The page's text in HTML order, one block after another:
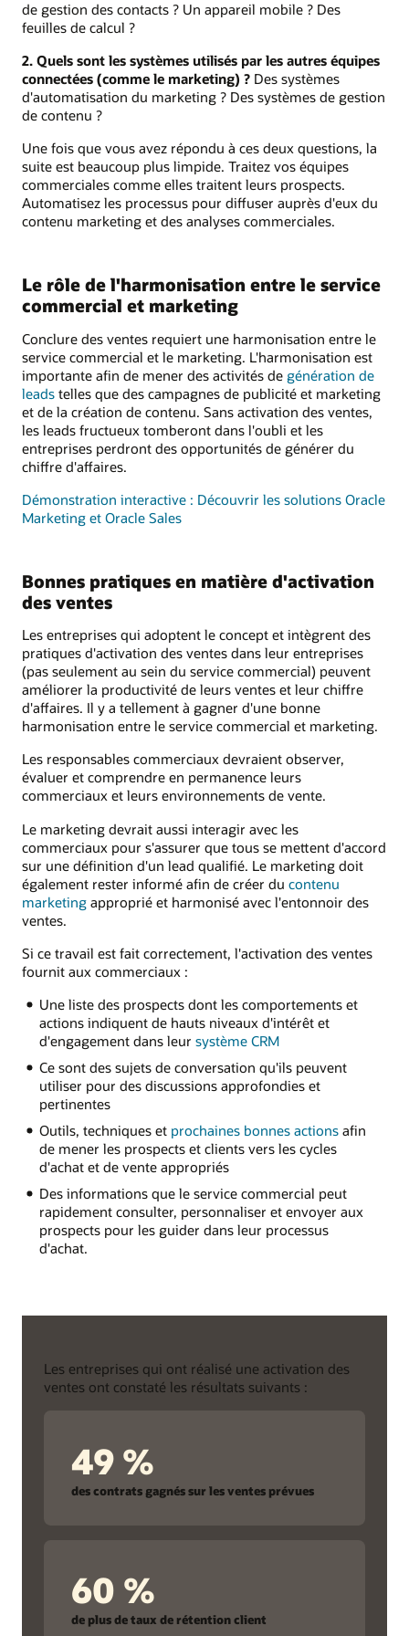
de gestion des contacts ? Un appareil mobile ? Des
feuilles de calcul ?
2. Quels sont les systèmes utilisés par les autres équipes
connectées (comme le marketing) ? Des systèmes
d'automatisation du marketing ? Des systèmes de gestion
de contenu ?
Une fois que vous avez répondu à ces deux questions, la
suite est beaucoup plus limpide. Traitez vos équipes
commerciales comme elles traitent leurs prospects.
Automatisez les processus pour diffuser auprès d'eux du
contenu marketing et des analyses commerciales.
Le rôle de l'harmonisation entre le service
commercial et marketing
Conclure des ventes requiert une harmonisation entre le
service commercial et le marketing. L'harmonisation est
importante afin de mener des activités de génération de
leads telles que des campagnes de publicité et marketing
et de la création de contenu. Sans activation des ventes,
les leads fructueux tomberont dans l'oubli et les
entreprises perdront des opportunités de générer du
chiffre d'affaires.
Démonstration interactive : Découvrir les solutions Oracle
Marketing et Oracle Sales
Bonnes pratiques en matière d'activation
des ventes
Les entreprises qui adoptent le concept et intègrent des
pratiques d'activation des ventes dans leur entreprises
(pas seulement au sein du service commercial) peuvent
améliorer la productivité de leurs ventes et leur chiffre
d'affaires. Il y a tellement à gagner d'une bonne
harmonisation entre le service commercial et marketing.
Les responsables commerciaux devraient observer,
évaluer et comprendre en permanence leurs
commerciaux et leurs environnements de vente.
Le marketing devrait aussi interagir avec les
commerciaux pour s'assurer que tous se mettent d'accord
sur une définition d'un lead qualifié. Le marketing doit
également rester informé afin de créer du contenu
marketing approprié et harmonisé avec l'entonnoir des
ventes.
Si ce travail est fait correctement, l'activation des ventes
fournit aux commerciaux :
Une liste des prospects dont les comportements et
actions indiquent de hauts niveaux d'intérêt et
d'engagement dans leur système CRM
Ce sont des sujets de conversation qu'ils peuvent
utiliser pour des discussions approfondies et
pertinentes
Outils, techniques et prochaines bonnes actionsafin
de mener les prospects et clients vers les cycles
d'achat et de vente appropriés
Des informations que le service commercial peut
rapidement consulter, personnaliser et envoyer aux
prospects pour les guider dans leur processus
d'achat.
Les entreprises qui ont réalisé une activation des
ventes ont constaté les résultats suivants :
49 %
des contrats gagnés sur les ventes prévues
60 %
de plus de taux de rétention client